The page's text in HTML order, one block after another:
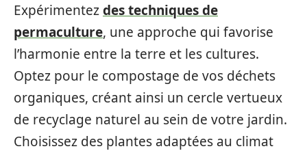
Expérimentezdes techniques de
permaculture, une approche qui favorise
l’harmonie entre la terre et les cultures.
Optez pour le compostage de vos déchets
organiques, créant ainsi un cercle vertueux
de recyclage naturel au sein de votre jardin.
Choisissez des plantes adaptées au climat